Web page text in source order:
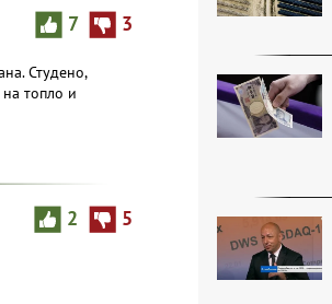
7 3
Студено,
топло и
2 5